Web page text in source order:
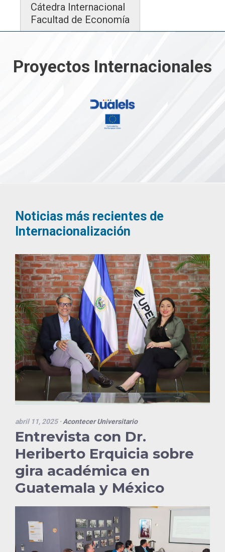
Cátedra Internacional
Facultad de Economía
Proyectos Internacionales
Noticias más recientes de
Internacionalización
abril 11, 2025· Acontecer Universitario
Entrevista con Dr.
Heriberto Erquicia sobre
gira académica en
Guatemala y México